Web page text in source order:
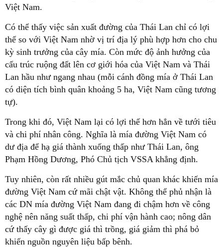
Việt Nam.
Có thể thấy việc sản xuất đường của Thái Lan chỉ có lợi
thế so với Việt Nam nhờ vị trí địa lý phù hợp hơn cho chu
kỳ sinh trưởng của cây mía. Còn mức độ ảnh hưởng của
cấu trúc ruộng đất lên cơ giới hóa của Việt Nam và Thái
Lan hầu như ngang nhau (mỗi cánh đồng mía ở Thái Lan
có diện tích bình quân khoảng 5 ha, Việt Nam cũng tương
tự).
Trong khi đó, Việt Nam lại có lợi thế hơn hẳn về tưới tiêu
và chi phí nhân công. Nghĩa là mía đường Việt Nam có
dư địa để hạ giá thành xuống thấp như Thái Lan, ông
Phạm Hồng Dương, Phó Chủ tịch VSSA khẳng định.
Tuy nhiên, còn rất nhiều gút mắc chủ quan khác khiến mía
đường Việt Nam cứ mãi chật vật. Không thể phủ nhận là
các DN mía đường Việt Nam đang đi chậm hơn về công
nghệ nên năng suất thấp, chi phí vận hành cao; nông dân
cứ thấy cây gì được giá thì trồng, giá giảm thì phá bỏ
khiến nguồn nguyên liệu bấp bênh.